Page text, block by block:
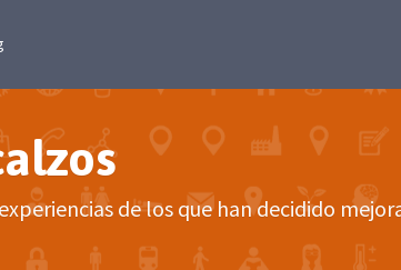
de los que han decidido